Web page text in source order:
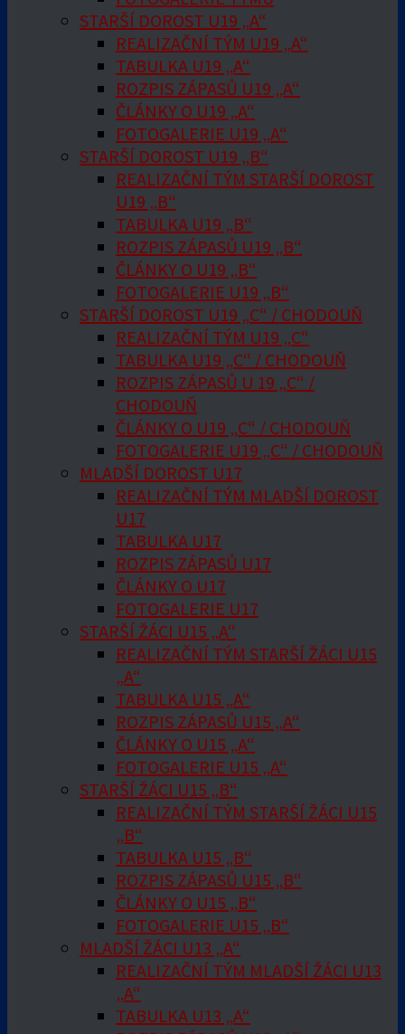
STARŠÍ DOROST U19 „A“
REALIZAČNÍ TÝM U19 „A“
TABULKA U19 „A“
ROZPIS ZÁPASŮ U19 „A“
ČLÁNKY O U19 „A“
FOTOGALERIE U19 „A“
STARŠÍ DOROST U19 „B“
REALIZAČNÍ TÝM STARŠÍ DOROST
U19 „B“
TABULKA U19 „B“
ROZPIS ZÁPASŮ U19 „B“
ČLÁNKY O U19 „B“
FOTOGALERIE U19 „B“
STARŠÍ DOROST U19 „C“ / CHODOUŇ
REALIZAČNÍ TÝM U19 „C“
TABULKA U19 „C“ / CHODOUŇ
ROZPIS ZÁPASŮ U 19 „C“ /
CHODOUŇ
ČLÁNKY O U19 „C“ / CHODOUŇ
FOTOGALERIE U19 „C“ / CHODOUŇ
MLADŠÍ DOROST U17
REALIZAČNÍ TÝM MLADŠÍ DOROST
U17
TABULKA U17
ROZPIS ZÁPASŮ U17
ČLÁNKY O U17
FOTOGALERIE U17
STARŠÍ ŽÁCI U15 „A“
REALIZAČNÍ TÝM STARŠÍ ŽÁCI U15
„A“
TABULKA U15 „A“
ROZPIS ZÁPASŮ U15 „A“
ČLÁNKY O U15 „A“
FOTOGALERIE U15 „A“
STARŠÍ ŽÁCI U15 „B“
REALIZAČNÍ TÝM STARŠÍ ŽÁCI U15
„B“
TABULKA U15 „B“
ROZPIS ZÁPASŮ U15 „B“
ČLÁNKY O U15 „B“
FOTOGALERIE U15 „B“
MLADŠÍ ŽÁCI U13 „A“
REALIZAČNÍ TÝM MLADŠÍ ŽÁCI U13
„A“
TABULKA U13 „A“